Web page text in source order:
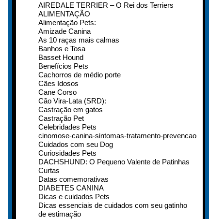
AIREDALE TERRIER – O Rei dos Terriers
ALIMENTAÇÃO
Alimentação Pets:
Amizade Canina
As 10 raças mais calmas
Banhos e Tosa
Basset Hound
Benefícios Pets
Cachorros de médio porte
Cães Idosos
Cane Corso
Cão Vira-Lata (SRD):
Castração em gatos
Castração Pet
Celebridades Pets
cinomose-canina-sintomas-tratamento-prevencao
Cuidados com seu Dog
Curiosidades Pets
DACHSHUND: O Pequeno Valente de Patinhas
Curtas
Datas comemorativas
DIABETES CANINA
Dicas e cuidados Pets
Dicas essenciais de cuidados com seu gatinho
de estimação